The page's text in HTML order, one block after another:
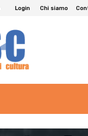
Login Chi siamo